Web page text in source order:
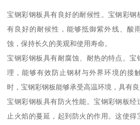
宝钢彩钢板具有良好的耐候性。宝钢彩钢
有良好的耐候性，能够抵御紫外线、酸
蚀，保持长久的美观和使用寿命。
宝钢彩钢板具有耐腐蚀、耐热的特点。宝
理，能够有效防止钢材与外界环境的接
时，宝钢彩钢板能够承受高温环境，具有良
宝钢彩钢板具有防火性能。宝钢彩钢板经
止火焰的蔓延，起到防火的作用。这使得